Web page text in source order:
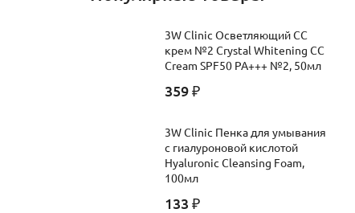
3W Clinic Осветляющий СС
крем №2 Crystal Whitening CC
Cream SPF50 PA+++ №2, 50мл
359 ₽
3W Clinic Пенка для умывания
с гиалуроновой кислотой
Hyaluronic Cleansing Foam,
100мл
133 ₽